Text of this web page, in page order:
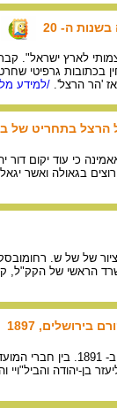
ה- 20
לארץ ישראל".
'הר הרצל'. /למידע
הרצל בתחריט של
כי עוד יקום דור
בגאולה ואשר
של של ש.
של הקק"ל, קלן,
1897
'המכבים הקדמונים' - אגודה
יהודה והביל"ויי